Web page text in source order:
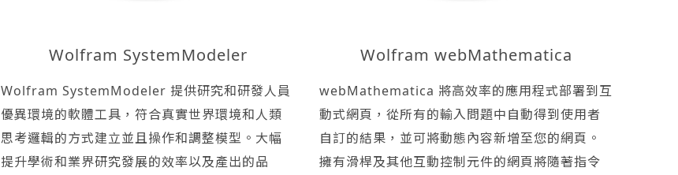
Wolfram SystemModeler
Wolfram SystemModeler 提供研究和研發人員
優異環境的軟體工具，符合真實世界環境和人類
思考邏輯的方式建立並且操作和調整模型。大幅
提升學術和業界研究發展的效率以及產出的品
Wolfram webMathematica
webMathematica 將高效率的應用程式部署到互
動式網頁，從所有的輸入問題中自動得到使用者
自訂的結果，並可將動態內容新增至您的網頁。
擁有滑桿及其他互動控制元件的網頁將隨著指令